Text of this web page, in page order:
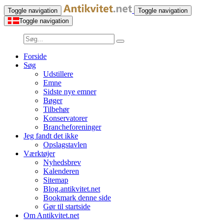
Toggle navigation
Toggle navigation
Toggle navigation
Forside
Søg
Udstillere
Emne
Sidste nye emner
Bøger
Tilbehør
Konservatorer
Brancheforeninger
Jeg fandt det ikke
Opslagstavlen
Værktøjer
Nyhedsbrev
Kalenderen
Sitemap
Blog.antikvitet.net
Bookmark denne side
Gør til startside
Om Antikvitet.net